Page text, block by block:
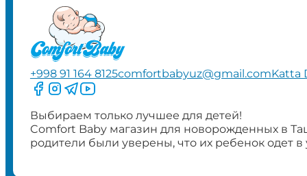
+998 91 164 8125comfortbabyuz@gmail.comKatta
Следите за нами на Facebook
Следите за нами в Instagram
Следите за нами в Telegram
Следите за нами в YouTube
Выбираем только лучшее для детей!
Comfort Baby магазин для новорожденных в
родители были уверены, что их ребенок одет